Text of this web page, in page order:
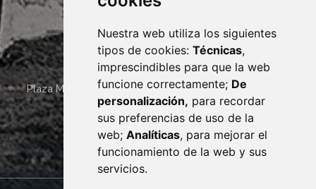
Nuestra web utiliza los siguientes
tipos de cookies: Técnicas,
imprescindibles para que la web
funcione correctamente; De
personalización, para recordar
sus preferencias de uso de la
web; Analíticas, para mejorar el
funcionamiento de la web y sus
servicios.
Plaza Mayor 4 22400 MONZÓN - ARAGÓN (ESPAÑA)
· (34) 974 400 700 ·
sac@monzon.es
monzon.es